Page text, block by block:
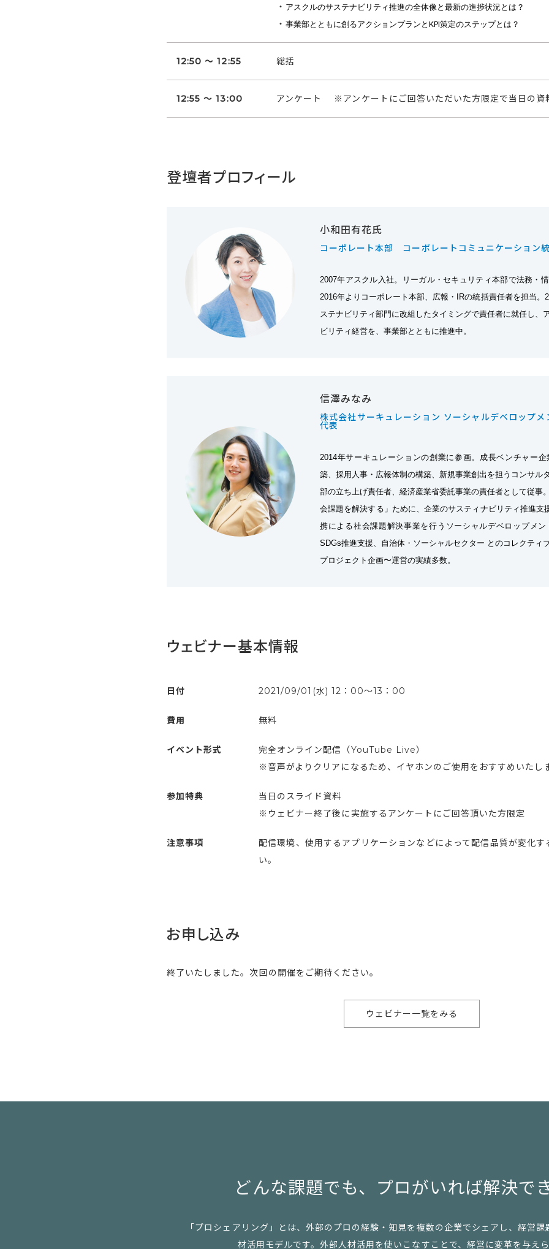
・ アスクルのサステナビリティ推進の全体像と最新の進捗状況とは？
・事業部とともに創るアクションプランとKPI策定のステップとは？
12:50 ～ 12:55 総括
12:55 ～ 13:00 アンケート ※アンケートにご回答いただいた方限定で当日の資
登壇者プロフィール
小和田有花氏
コーポレート本部 コーポレートコミュニケーション
2007年アスクル入社。リーガル・セキュリティ本部で法務・
2016年よりコーポレート本部、広報・IRの統括責任者を担当。
ステナビリティ部門に改組したタイミングで責任者に就任し、
ビリティ経営を、事業部とともに推進中。
信澤みなみ
株式会社サーキュレーション ソーシャルデベロップメ
代表
2014年サーキュレーションの創業に参画。成長ベンチャー
築、採用人事・広報体制の構築、新規事業創出を担うコンサル
部の立ち上げ責任者、経済産業省委託事業の責任者として従事
会課題を解決する」ために、企業のサスティナビリティ推進支
携による社会課題解決事業を行うソーシャルデベロップメ
SDGs推進支援、自治体・ソーシャルセクター とのコレクティ
プロジェクト企画〜運営の実績多数。
ウェビナー基本情報
日付 2021/09/01(水) 12：00〜13：00
費用 無料
イベント形式
完全オンライン配信（YouTube Live）
※音声がよりクリアになるため、イヤホンのご使用をおすすめいたし
参加特典
当日のスライド資料
※ウェビナー終了後に実施するアンケートにご回答頂いた方限定
注意事項
配信環境、使用するアプリケーションなどによって配信品質が変化
い。
お申し込み
終了いたしました。次回の開催をご期待ください。
ウェビナー一覧をみる
どんな課題でも、 プロがいれば解決で
「プロシェアリング」とは、外部のプロの経験・知見を複数の企業でシェアし、経営
材活用モデルです。外部人材活用を使いこなすことで、経営に変革を与えら